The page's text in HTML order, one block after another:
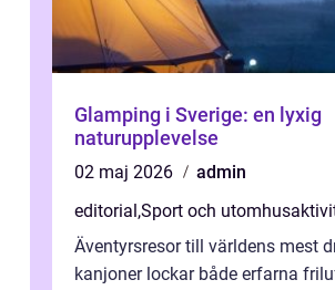
Glamping i Sverige: en lyxig
naturupplevelse
02 maj 2026
admin
editorial ,Sport och
Äventyrsresor till världens mest
kanjoner lockar både erfarna